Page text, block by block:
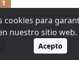
1
1
cookies para
nuestro sitio web.
Acepto